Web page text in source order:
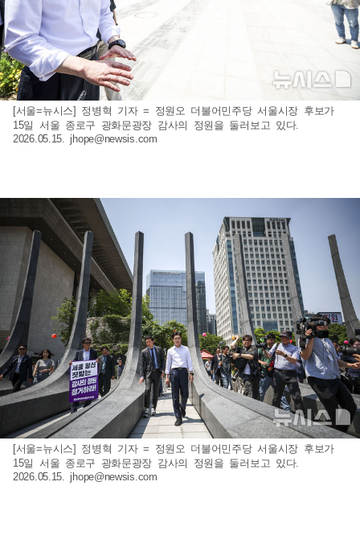
[서울=뉴시스] 정병혁 기자 = 정원오 더불어민주당 서울시장 후보가
15일 서울 종로구 광화문광장 감사의 정원을 둘러보고 있다.
2026.05.15. jhope@newsis.com
[서울=뉴시스] 정병혁 기자 = 정원오 더불어민주당 서울시장 후보가
15일 서울 종로구 광화문광장 감사의 정원을 둘러보고 있다.
2026.05.15. jhope@newsis.com